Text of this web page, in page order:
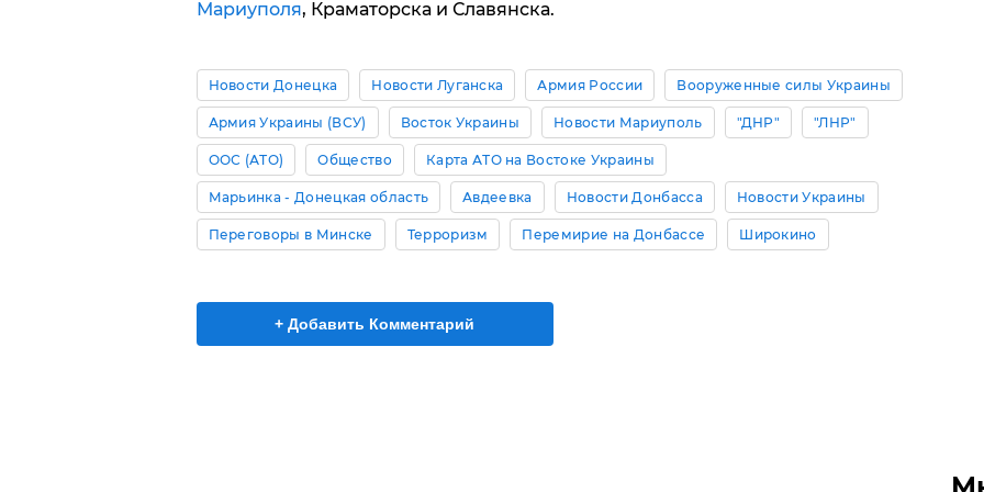
Мариуполя, Краматорска и Славянска.
Новости Донецка Новости Луганска Армия России Вооруженные силы Украины
Армия Украины (ВСУ) Восток Украины Новости Мариуполь "ДНР" "ЛНР"
ООС (АТО) Общество Карта АТО на Востоке Украины
Марьинка - Донецкая область Авдеевка Новости Донбасса Новости Украины
Переговоры в Минске Терроризм Перемирие на Донбассе Широкино
+ Добавить Комментарий